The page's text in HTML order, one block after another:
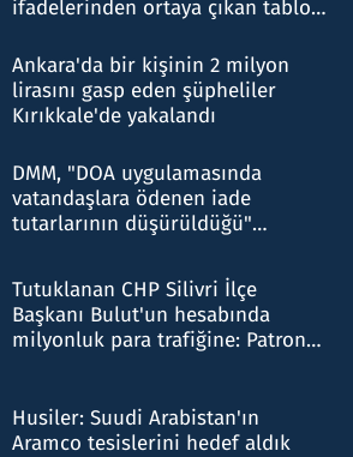
ifadelerinden ortaya çıkan tablo
Ankara'da bir kişinin 2 milyon
lirasını gasp eden şüpheliler
Kırıkkale'de yakalandı
DMM, "DOA uygulamasında
vatandaşlara ödenen iade
tutarlarının düşürüldüğü"
Tutuklanan CHP Silivri İlçe
Başkanı Bulut'un hesabında
milyonluk para trafiğine: Patron
Husiler: Suudi Arabistan'ın
Aramco tesislerini hedef aldık